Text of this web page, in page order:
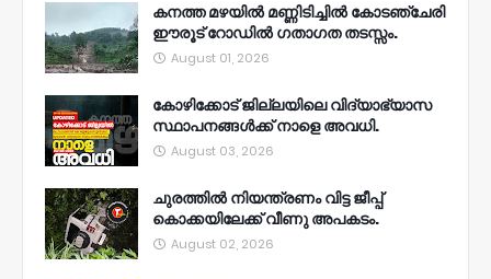
കനത്ത മഴയിൽ മണ്ണിടിച്ചിൽ കോടഞ്ചേരി
ഈരൂട് റോഡിൽ ഗതാഗത തടസ്സം.
August 01, 2026
കോഴിക്കോട് ജില്ലയിലെ വിദ്യാഭ്യാസ
സ്ഥാപനങ്ങൾക്ക് നാളെ അവധി.
August 03, 2026
ചുരത്തിൽ നിയന്ത്രണം വിട്ട ജീപ്പ്
കൊക്കയിലേക്ക് വീണു അപകടം.
August 02, 2026